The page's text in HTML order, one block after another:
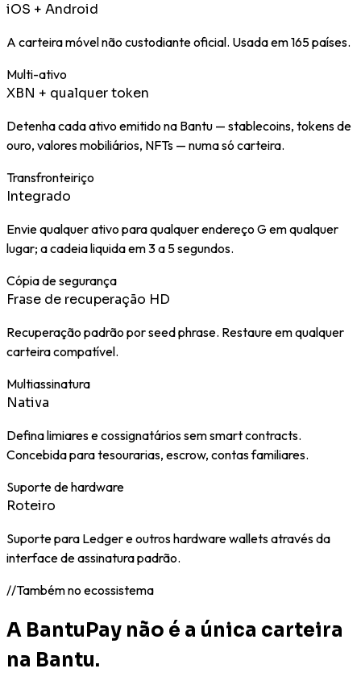
iOS + Android
A carteira móvel não custodiante oficial. Usada em 165 países.
Multi-ativo
XBN + qualquer token
Detenha cada ativo emitido na Bantu — stablecoins, tokens de
ouro, valores mobiliários, NFTs — numa só carteira.
Transfronteiriço
Integrado
Envie qualquer ativo para qualquer endereço G em qualquer
lugar; a cadeia liquida em 3 a 5 segundos.
Cópia de segurança
Frase de recuperação HD
Recuperação padrão por seed phrase. Restaure em qualquer
carteira compatível.
Multiassinatura
Nativa
Defina limiares e cossignatários sem smart contracts.
Concebida para tesourarias, escrow, contas familiares.
Suporte de hardware
Roteiro
Suporte para Ledger e outros hardware wallets através da
interface de assinatura padrão.
//Também no ecossistema
A BantuPay não é a única carteira
na Bantu.